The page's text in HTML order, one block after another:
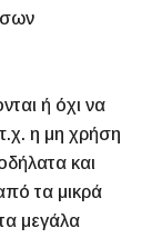
ή όχι να
η μη χρήση
και
τα μικρά
μεγάλα